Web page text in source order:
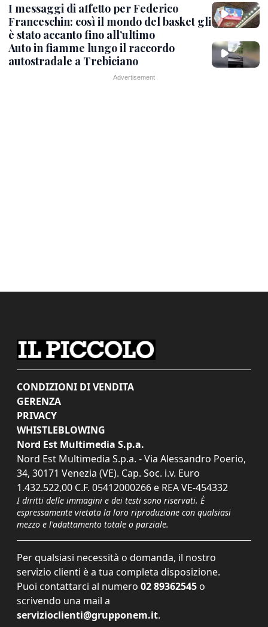
I messaggi di affetto per Federico
Franceschin: così il mondo del basket gli
è stato accanto fino all’ultimo
Auto in fiamme lungo il raccordo
autostradale a Trebiciano
CONDIZIONI DI VENDITA
GERENZA
PRIVACY
WHISTLEBLOWING
Nord Est Multimedia S.p.a.
Nord Est Multimedia S.p.a. - Via Alessandro Poerio,
34, 30171 Venezia (VE). Cap. Soc. i.v. Euro
1.432.522,00 C.F. 05412000266 e REA VE-454332
I diritti delle immagini e dei testi sono riservati. È
espressamente vietata la loro riproduzione con qualsiasi
mezzo e l'adattamento totale o parziale.
Per qualsiasi necessità o domanda, il nostro
servizio clienti è a tua completa disposizione.
Puoi contattarci al numero 02 89362545 o
scrivendo una mail a
servizioclienti@grupponem.it.